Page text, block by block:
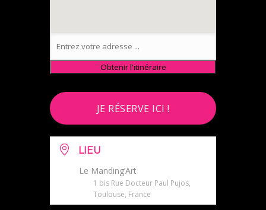
JE RÉSERVE ICI !
LIEU
Le Manding’Art
1 bis Rue Docteur Paul Pujos,
Toulouse, France